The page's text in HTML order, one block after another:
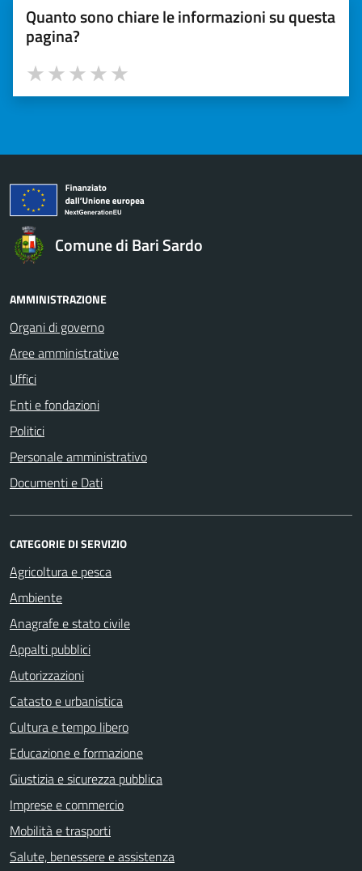
Quanto sono chiare le informazioni su questa
pagina?
Valuta 5 stelle su 5
Valuta 4 stelle su 5
Valuta 3 stelle su 5
Valuta 2 stelle su 5
Valuta 1 stelle su 5
Comune di Bari Sardo
AMMINISTRAZIONE
Organi di governo
Aree amministrative
Uffici
Enti e fondazioni
Politici
Personale amministrativo
Documenti e Dati
CATEGORIE DI SERVIZIO
Agricoltura e pesca
Ambiente
Anagrafe e stato civile
Appalti pubblici
Autorizzazioni
Catasto e urbanistica
Cultura e tempo libero
Educazione e formazione
Giustizia e sicurezza pubblica
Imprese e commercio
Mobilità e trasporti
Salute, benessere e assistenza